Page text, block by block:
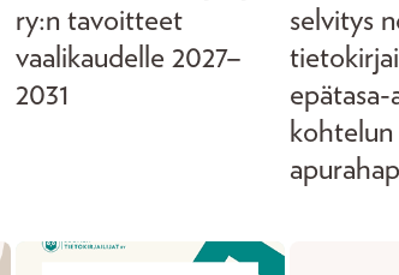
ry:n tavoitteet
vaalikaudelle 2027–
2031
selvitys
epätasa-